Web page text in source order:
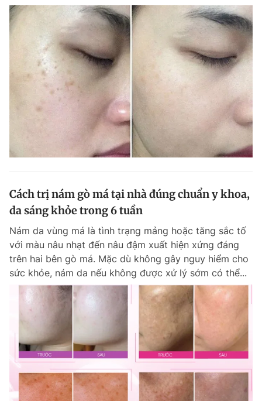
Theo dõi báo trên
0906 645 777
Quảng cáo Chính sách bảo
Tổng biên tập: Nguyễn Ngọc Toàn
Tổng thư ký tòa soạn: Đức Trung
Giấy phép xuất bản số 110/GP - BTTTT cấp ngày 24.3.2020
© 2003-2026 Bản quyền thuộc về Báo Thanh Niên. Cấm sao chép
dưới mọi hình thức nếu không có sự chấp thuận bằng văn bản.
Phát triển bởi ePi Technologies, JSC.
Cách trị nám gò má tại nhà đúng chuẩn y khoa,
da sáng khỏe trong 6 tuần
Nám da vùng má là tình trạng mảng hoặc tăng sắc tố
với màu nâu nhạt đến nâu đậm xuất hiện xứng đáng
trên hai bên gò má. Mặc dù không gây nguy hiểm cho
sức khỏe, nám da nếu không được xử lý sớm có thể...